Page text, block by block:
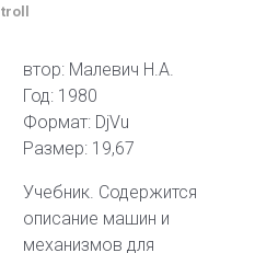
troll
втор: Малевич Н.А.
Год: 1980
Формат: DjVu
Размер: 19,67
Учебник. Содержится
описание машин и
механизмов для